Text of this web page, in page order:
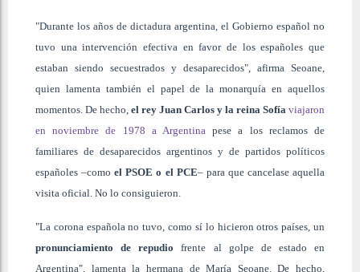
"Durante los años de dictadura argentina, el Gobierno español no
tuvo una intervención efectiva en favor de los españoles que
estaban siendo secuestrados y desaparecidos", afirma Seoane,
quien lamenta también el papel de la monarquía en aquellos
momentos. De hecho, el rey Juan Carlos y la reina Sofía viajaron
en noviembre de 1978 a Argentina pese a los reclamos de
familiares de desaparecidos argentinos y de partidos políticos
españoles –comoel PSOE o el PCE– para que cancelase aquella
visita oficial. No lo consiguieron.
"La corona española no tuvo, como sí lo hicieron otros países, un
pronunciamiento de repudio frente al golpe de estado en
Argentina", lamenta la hermana de María Seoane. De hecho,